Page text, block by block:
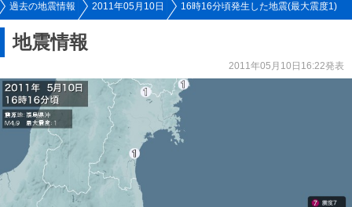
過去の地震情報 2011年05月10日 16時16分頃発生した地震(最大震度1)
地震情報
2011年05月10日16:22発表